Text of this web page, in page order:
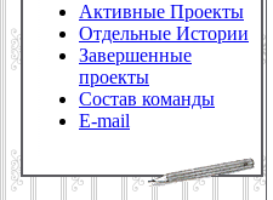
Активные Проекты
Отдельные Истории
Завершенные
проекты
Состав команды
E-mail